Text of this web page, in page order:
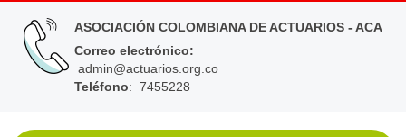
ASOCIACIÓN COLOMBIANA DE ACTUARIOS - ACA
Correo electrónico:
admin@actuarios.org.co
Teléfono: 7455228